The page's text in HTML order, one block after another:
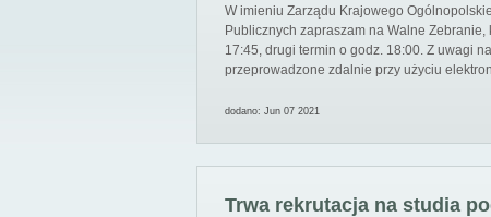
W imieniu Zarządu Krajowego
Publicznych zapraszam na Walne
17:45, drugi termin o godz. 18:00. Z uwagi
przeprowadzone zdalnie przy użyciu
dodano: Jun 07 2021
Trwa rekrutacja na studia